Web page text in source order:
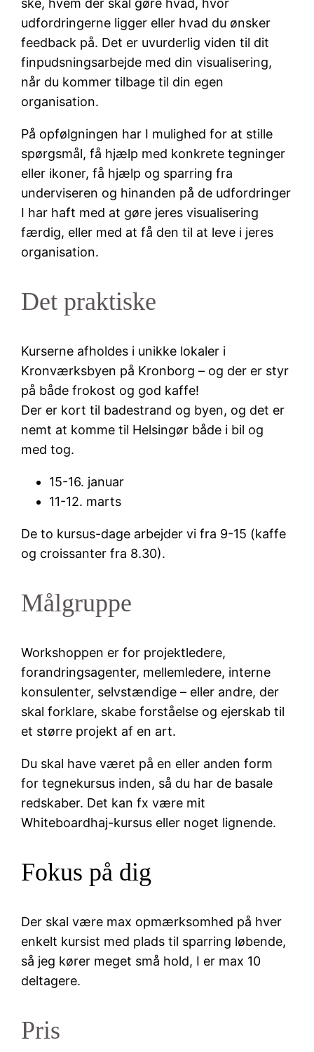
ske, hvem der skal gøre hvad, hvor
udfordringerne ligger eller hvad du ønsker
feedback på. Det er uvurderlig viden til dit
finpudsningsarbejde med din visualisering,
når du kommer tilbage til din egen
organisation.
På opfølgningen har I mulighed for at stille
spørgsmål, få hjælp med konkrete tegninger
eller ikoner, få hjælp og sparring fra
underviseren og hinanden på de udfordringer
I har haft med at gøre jeres visualisering
færdig, eller med at få den til at leve i jeres
organisation.
Det praktiske
Kurserne afholdes i unikke lokaler i
Kronværksbyen på Kronborg – og der er styr
på både frokost og god kaffe!
Der er kort til badestrand og byen, og det er
nemt at komme til Helsingør både i bil og
med tog.
15-16. januar
11-12. marts
De to kursus-dage arbejder vi fra 9-15 (kaffe
og croissanter fra 8.30).
Målgruppe
Workshoppen er for projektledere,
forandringsagenter, mellemledere, interne
konsulenter, selvstændige – eller andre, der
skal forklare, skabe forståelse og ejerskab til
et større projekt af en art.
Du skal have været på en eller anden form
for tegnekursus inden, så du har de basale
redskaber. Det kan fx være mit
Whiteboardhaj-kursus eller noget lignende.
Fokus på dig
Der skal være max opmærksomhed på hver
enkelt kursist med plads til sparring løbende,
så jeg kører meget små hold, I er max 10
deltagere.
Pris